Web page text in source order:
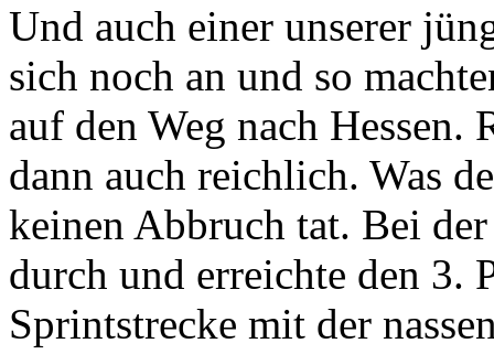
Und auch einer unserer
sich noch an und so
auf den Weg nach Hessen.
dann auch reichlich. Was
keinen Abbruch tat. Bei
durch und erreichte den 3.
Sprintstrecke mit der